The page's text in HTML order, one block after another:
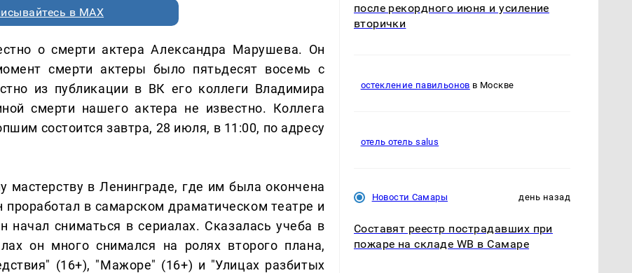
в MAX
о смерти актера Александра Марушева. Он
смерти актеры было пятьдесят восемь с
из публикации в ВК его коллеги Владимира
смерти нашего актера не известно. Коллега
состоится завтра, 28 июля, в 11:00, по адресу
мастерству в Ленинграде, где им была окончена
в самарском драматическом театре и
сниматься в сериалах. Сказалась учеба в
он много снимался на ролях второго плана,
(16+), "Мажоре" (16+) и "Улицах разбитых
после рекордного июня и усиление
вторички
остекление павильонов в Москве
отель отель salus
Новости Самары день назад
Составят реестр пострадавших при
пожаре на складе WB в Самаре